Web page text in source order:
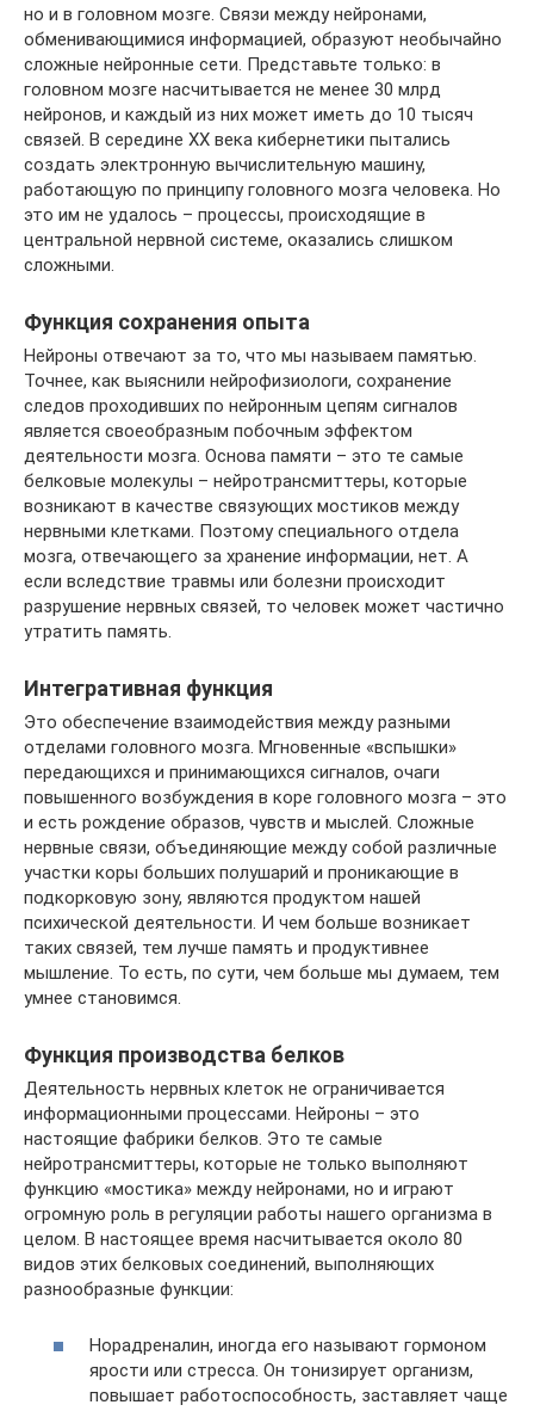
но и в головном мозге. Связи между нейронами,
обменивающимися информацией, образуют необычайно
сложные нейронные сети. Представьте только: в
головном мозге насчитывается не менее 30 млрд
нейронов, и каждый из них может иметь до 10 тысяч
связей. В середине XX века кибернетики пытались
создать электронную вычислительную машину,
работающую по принципу головного мозга человека. Но
это им не удалось – процессы, происходящие в
центральной нервной системе, оказались слишком
сложными.
Функция сохранения опыта
Нейроны отвечают за то, что мы называем памятью.
Точнее, как выяснили нейрофизиологи, сохранение
следов проходивших по нейронным цепям сигналов
является своеобразным побочным эффектом
деятельности мозга. Основа памяти – это те самые
белковые молекулы – нейротрансмиттеры, которые
возникают в качестве связующих мостиков между
нервными клетками. Поэтому специального отдела
мозга, отвечающего за хранение информации, нет. А
если вследствие травмы или болезни происходит
разрушение нервных связей, то человек может частично
утратить память.
Интегративная функция
Это обеспечение взаимодействия между разными
отделами головного мозга. Мгновенные «вспышки»
передающихся и принимающихся сигналов, очаги
повышенного возбуждения в коре головного мозга – это
и есть рождение образов, чувств и мыслей. Сложные
нервные связи, объединяющие между собой различные
участки коры больших полушарий и проникающие в
подкорковую зону, являются продуктом нашей
психической деятельности. И чем больше возникает
таких связей, тем лучше память и продуктивнее
мышление. То есть, по сути, чем больше мы думаем, тем
умнее становимся.
Функция производства белков
Деятельность нервных клеток не ограничивается
информационными процессами. Нейроны – это
настоящие фабрики белков. Это те самые
нейротрансмиттеры, которые не только выполняют
функцию «мостика» между нейронами, но и играют
огромную роль в регуляции работы нашего организма в
целом. В настоящее время насчитывается около 80
видов этих белковых соединений, выполняющих
разнообразные функции:
Норадреналин, иногда его называют гормоном
ярости или стресса. Он тонизирует организм,
повышает работоспособность, заставляет чаще